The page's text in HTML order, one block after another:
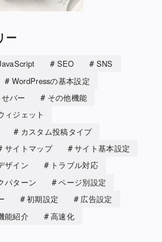
ー
SEO
SNS
WordPressの基本設定
バー
その他機能
ィジェット
カスタム投稿タイプ
サイトマップ
サイト基本設定
ザイン
トラブル対応
パターン
ページ別設定
初期設定
広告設定
能紹介 高速化